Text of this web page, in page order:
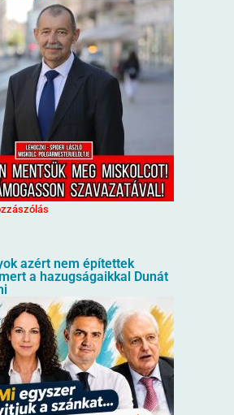
azért nem építettek
a hazugságaikkal Dunát